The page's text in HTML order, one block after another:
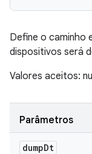
Define o caminho
dispositivos será
Valores aceitos:
Parâmetros
dumpDt